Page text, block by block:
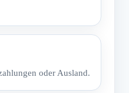
oder Ausland.